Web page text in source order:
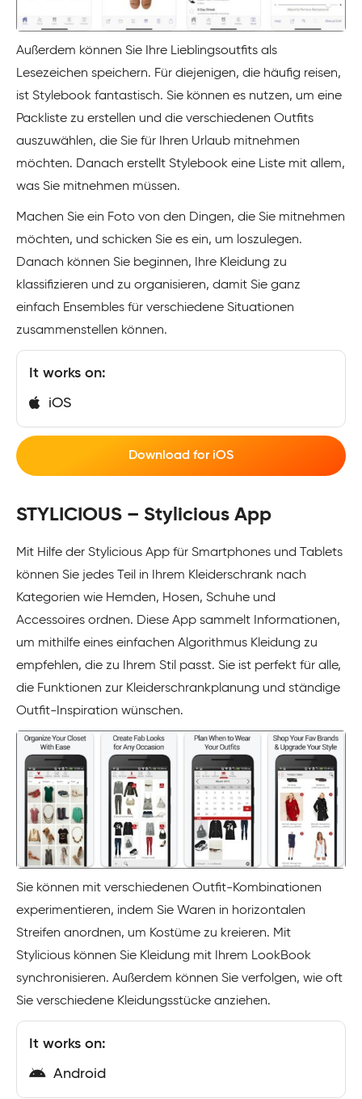
Außerdem können Sie Ihre Lieblingsoutfits als
Lesezeichen speichern. Für diejenigen, die häufig reisen,
ist Stylebook fantastisch. Sie können es nutzen, um eine
Packliste zu erstellen und die verschiedenen Outfits
auszuwählen, die Sie für Ihren Urlaub mitnehmen
möchten. Danach erstellt Stylebook eine Liste mit allem,
was Sie mitnehmen müssen.
Machen Sie ein Foto von den Dingen, die Sie mitnehmen
möchten, und schicken Sie es ein, um loszulegen.
Danach können Sie beginnen, Ihre Kleidung zu
klassifizieren und zu organisieren, damit Sie ganz
einfach Ensembles für verschiedene Situationen
zusammenstellen können.
It works on:
iOS
Download for iOS
STYLICIOUS – Stylicious App
Mit Hilfe der Stylicious App für Smartphones und Tablets
können Sie jedes Teil in Ihrem Kleiderschrank nach
Kategorien wie Hemden, Hosen, Schuhe und
Accessoires ordnen. Diese App sammelt Informationen,
um mithilfe eines einfachen Algorithmus Kleidung zu
empfehlen, die zu Ihrem Stil passt. Sie ist perfekt für alle,
die Funktionen zur Kleiderschrankplanung und ständige
Outfit-Inspiration wünschen.
Sie können mit verschiedenen Outfit-Kombinationen
experimentieren, indem Sie Waren in horizontalen
Streifen anordnen, um Kostüme zu kreieren. Mit
Stylicious können Sie Kleidung mit Ihrem LookBook
synchronisieren. Außerdem können Sie verfolgen, wie oft
Sie verschiedene Kleidungsstücke anziehen.
It works on:
Android